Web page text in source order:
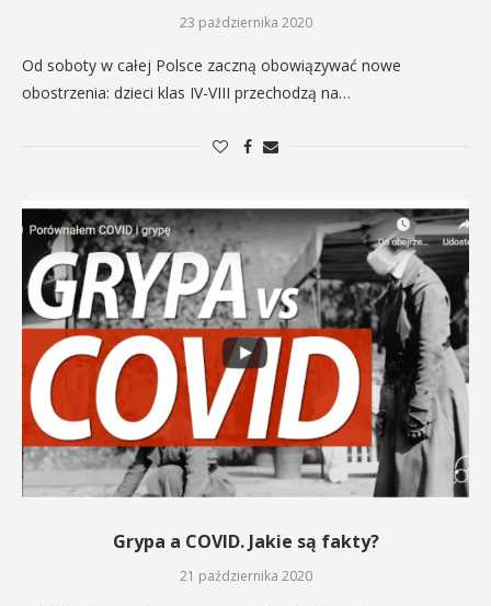
23 października 2020
Od soboty w całej Polsce zaczną obowiązywać nowe
obostrzenia: dzieci klas IV-VIII przechodzą na…
Grypa a COVID. Jakie są fakty?
21 października 2020